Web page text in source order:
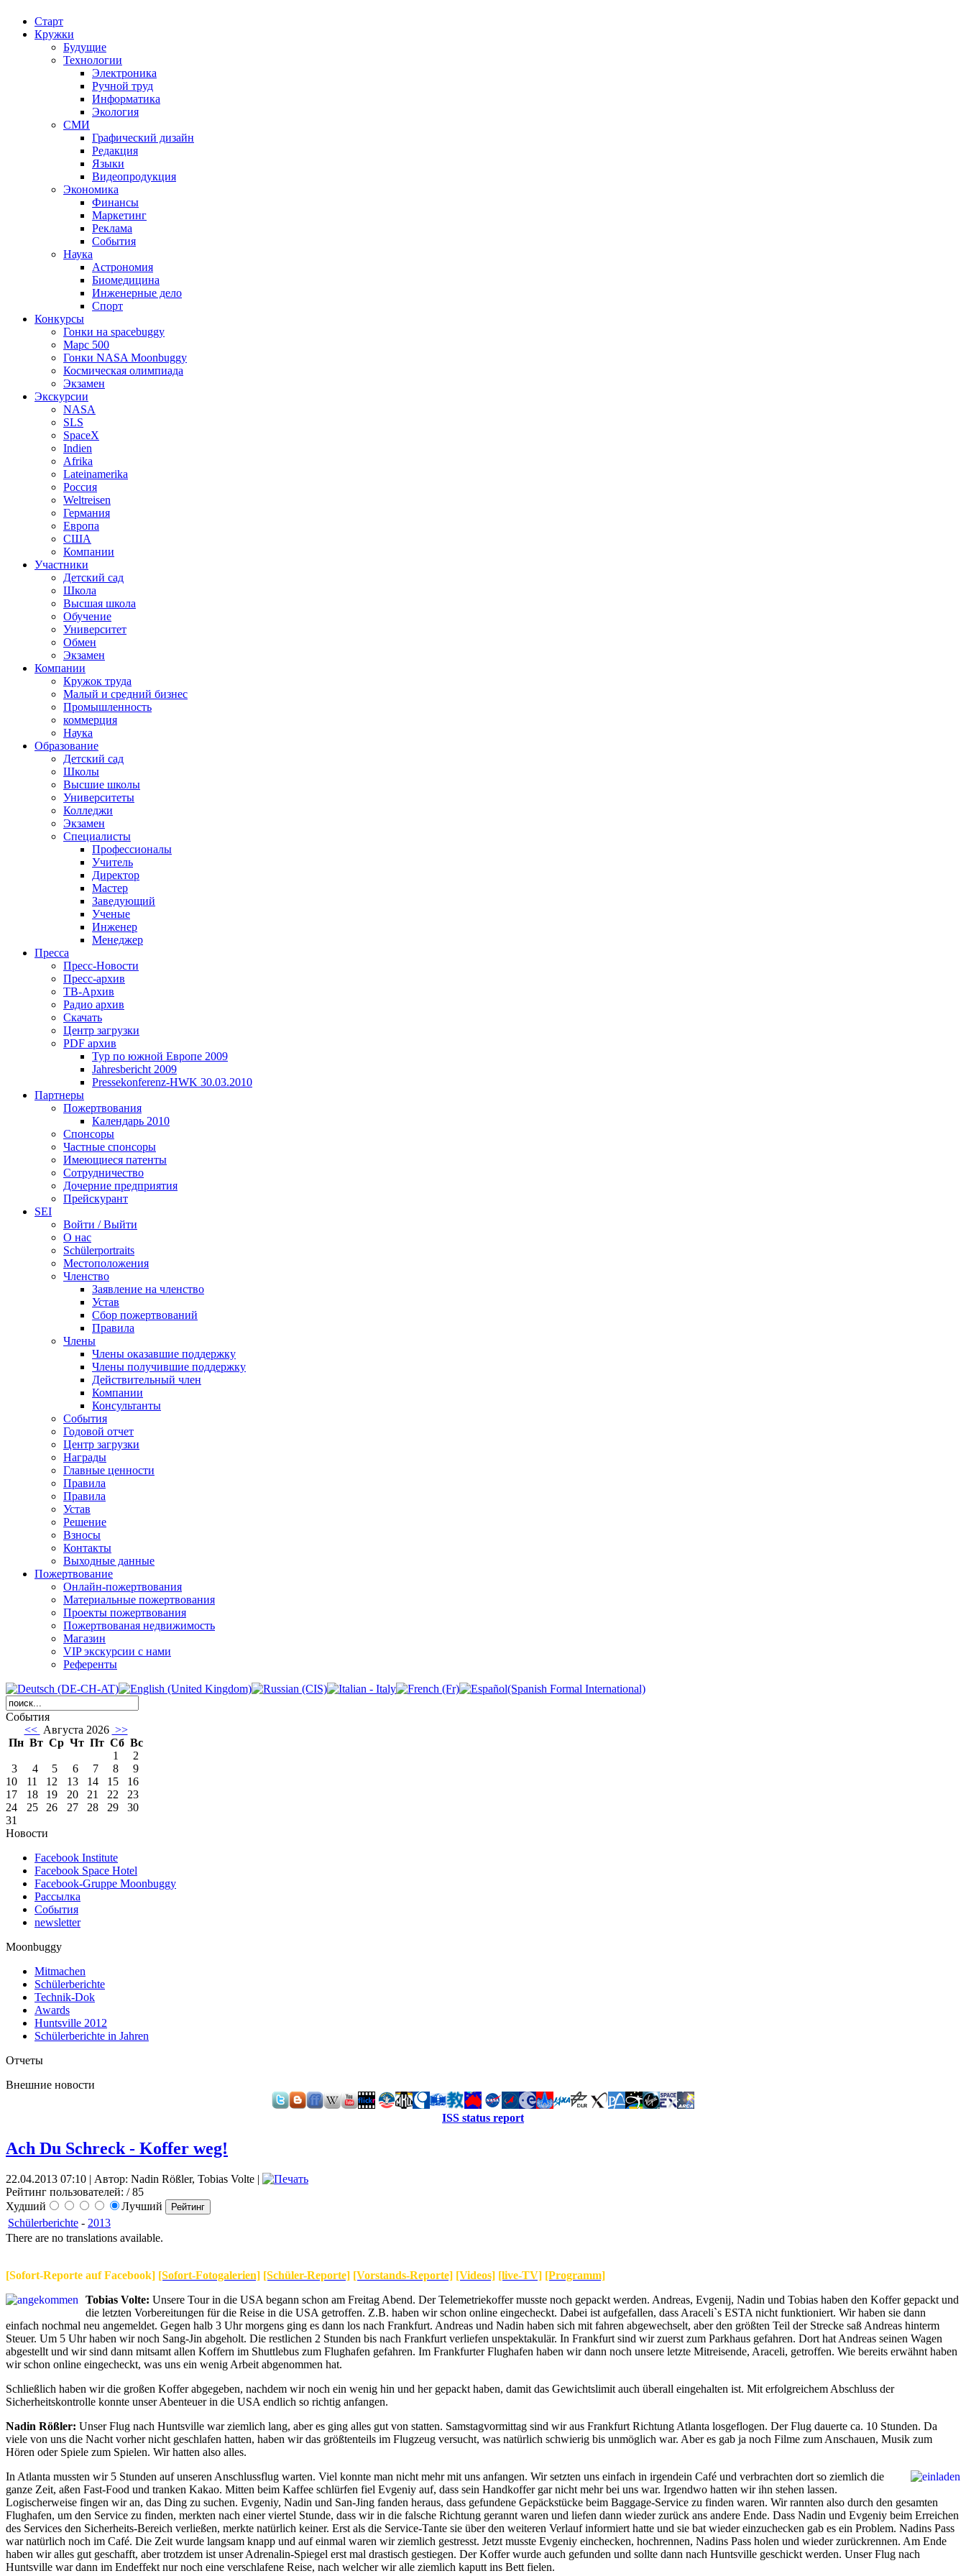
Старт
Кружки
Будущие
Технологии
Электроника
Ручной труд
Информатика
Экология
СМИ
Графический дизайн
Редакция
Языки
Видеопродукция
Экономика
Финансы
Маркетинг
Реклама
События
Наука
Астрономия
Биомедицина
Инженерные дело
Спорт
Конкурсы
Гонки на spacebuggy
Марс 500
Гонки NASA Moonbuggy
Космическая олимпиада
Экзамен
Экскурсии
NASA
SLS
SpaceX
Indien
Afrika
Lateinamerika
Россия
Weltreisen
Германия
Европа
США
Компании
Участники
Детский сад
Школа
Высшая школа
Обучение
Университет
Обмен
Экзамен
Компании
Кружок труда
Малый и средний бизнес
Промышленность
коммерция
Наука
Образование
Детский сад
Школы
Высшие школы
Университеты
Колледжи
Экзамен
Специалисты
Профессионалы
Учитель
Директор
Мастер
Заведующий
Ученые
Инженер
Менеджер
Пресса
Пресс-Новости
Пресс-архив
ТВ-Архив
Радио архив
Скачать
Центр загрузки
PDF архив
Тур по южной Европе 2009
Jahresbericht 2009
Pressekonferenz-HWK 30.03.2010
Партнеры
Пожертвования
Календарь 2010
Спонсоры
Частные спонсоры
Имеющиеся патенты
Сотрудничество
Дочерние предприятия
Прейскурант
SEI
Войти / Выйти
О нас
Schülerportraits
Местоположения
Членство
Заявление на членство
Устав
Сбор пожертвований
Правила
Члены
Члены оказавшие поддержку
Члены получившие поддержку
Действительный член
Компании
Консультанты
События
Годовой отчет
Центр загрузки
Награды
Главные ценности
Правила
Правила
Устав
Решение
Взносы
Контакты
Выходные данные
Пожертвование
Онлайн-пожертвования
Материальные пожертвования
Проекты пожертвования
Пожертвованая недвижимость
Магазин
VIP экскурсии с нами
Референты
События
<< Августа 2026 >>
Пн Вт Ср Чт Пт Сб Вс
1
2
3
4 5 6 7 8
9
10
11 12 13 14 15
16
17
18 19 20 21 22
23
24
25 26 27 28 29
30
31
Новости
Facebook Institute
Facebook Space Hotel
Facebook-Gruppe Moonbuggy
Рассылка
События
newsletter
Moonbuggy
Mitmachen
Schülerberichte
Technik-Dok
Awards
Huntsville 2012
Schülerberichte in Jahren
Отчеты
Внешние новости
ISS status report
Ach Du Schreck - Koffer weg!
22.04.2013 07:10 | Автор: Nadin Rößler, Tobias Volte |
Рейтинг пользователей: / 85
Худший
Лучший
Schülerberichte - 2013
There are no translations available.
[Sofort-Reporte auf Facebook] [Sofort-Fotogalerien] [Schüler-Reporte] [Vorstands-Reporte] [Videos] [live-TV] [Programm]
Tobias Volte: Unsere Tour in die USA begann schon am Freitag Abend. Der Telemetriekoffer musste noch gepackt werden. Andreas, Evgenij, Nadin und Tobias haben den Koffer gepackt und
die letzten Vorbereitungen für die Reise in die USA getroffen. Z.B. haben wir schon online eingecheckt. Dabei ist aufgefallen, dass Araceli`s ESTA nicht funktioniert. Wir haben sie dann
einfach nochmal neu angemeldet. Gegen halb 3 Uhr morgens ging es dann los nach Frankfurt. Andreas und Nadin haben sich mit fahren abgewechselt, aber den größten Teil der Strecke saß Andreas hinterm
Steuer. Um 5 Uhr haben wir noch Sang-Jin abgeholt. Die restlichen 2 Stunden bis nach Frankfurt verliefen unspektakulär. In Frankfurt sind wir zuerst zum Parkhaus gefahren. Dort hat Andreas seinen Wagen
abgestellt und wir sind dann mitsamt allen Koffern im Shuttlebus zum Flughafen gefahren. Im Frankfurter Flughafen haben wir dann noch unsere letzte Mitreisende, Araceli, getroffen. Wie bereits erwähnt haben
wir schon online eingecheckt, was uns ein wenig Arbeit abgenommen hat.
Schließlich haben wir die großen Koffer abgegeben, nachdem wir noch ein wenig hin und her gepackt haben, damit das Gewichtslimit auch überall eingehalten ist. Mit erfolgreichem Abschluss der
Sicherheitskontrolle konnte unser Abenteuer in die USA endlich so richtig anfangen.
Nadin Rößler: Unser Flug nach Huntsville war ziemlich lang, aber es ging alles gut von statten. Samstagvormittag sind wir aus Frankfurt Richtung Atlanta losgeflogen. Der Flug dauerte ca. 10 Stunden. Da
viele von uns die Nacht vorher nicht geschlafen hatten, haben wir das größtenteils im Flugzeug versucht, was natürlich schwierig bis unmöglich war. Aber es gab ja noch Filme zum Anschauen, Musik zum
Hören oder Spiele zum Spielen. Wir hatten also alles.
In Atlanta mussten wir 5 Stunden auf unseren Anschlussflug warten. Viel konnte man nicht mehr mit uns anfangen. Wir setzten uns einfach in irgendein Café und verbrachten dort so ziemlich die
ganze Zeit, aßen Fast-Food und tranken Kakao. Mitten beim Kaffee schlürfen fiel Evgeniy auf, dass sein Handkoffer gar nicht mehr bei uns war. Irgendwo hatten wir ihn stehen lassen.
Logischerweise fingen wir an, das Ding zu suchen. Evgeniy, Nadin und San-Jing fanden heraus, dass gefundene Gepäckstücke beim Baggage-Service zu finden waren. Wir rannten also durch den gesamten
Flughafen, um den Service zu finden, merkten nach einer viertel Stunde, dass wir in die falsche Richtung gerannt waren und liefen dann wieder zurück ans andere Ende. Dass Nadin und Evgeniy beim Erreichen
des Services den Sicherheits-Bereich verließen, merkte natürlich keiner. Erst als die Service-Tante sie über den weiteren Verlauf informiert hatte und sie bat wieder einzuchecken gab es ein Problem. Nadins Pass
war natürlich noch im Café. Die Zeit wurde langsam knapp und auf einmal waren wir ziemlich gestresst. Jetzt musste Evgeniy einchecken, hochrennen, Nadins Pass holen und wieder zurückrennen. Am Ende
haben wir alles gut geschafft, aber trotzdem ist unser Adrenalin-Spiegel erst mal drastisch gestiegen. Der Koffer wurde auch gefunden und sollte dann nach Huntsville geschickt werden. Unser Flug nach
Huntsville war dann im Endeffekt nur noch eine verschlafene Reise, nach welcher wir alle ziemlich kaputt ins Bett fielen.